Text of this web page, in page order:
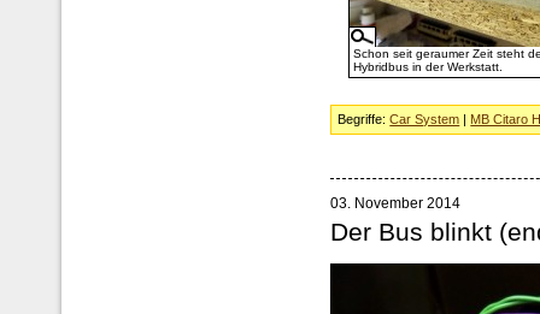
Schon seit geraumer Zeit steht
Hybridbus in der Werkstatt.
Begriffe:Car System MB Citaro
03. November 2014
Der Bus blinkt